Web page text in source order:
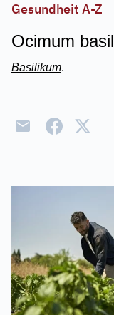
Gesundheit A-Z
Ocimum
Basilikum.